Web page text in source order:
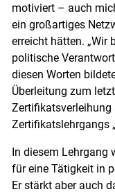
motiviert – auch
ein großartiges
erreicht hätten. „Wir
politische
diesen Worten
Überleitung zum
Zertifikatsverleihung
Zertifikatslehrgangs
In diesem Lehrgang
für eine Tätigkeit in
Er stärkt aber auch